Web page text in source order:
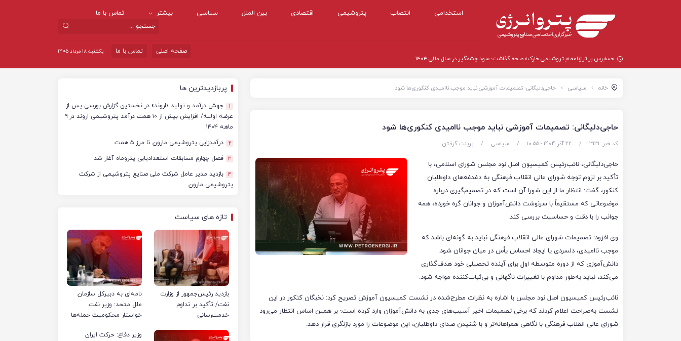
استخدامی انتصاب پتروشیمی اقتصادی بین الملل سیاسی بیشتر تماس با ما
یکشنبه ۱۸ مرداد ۱۴۰۵ تماس با ما
صفحه اصلی
حسابرس بر ترازنامه «پتروشیمی خارک» صحه گذاشت؛ سود چشمگیر در سال مالی ۱۴۰۴
خانه سیاسی حاجی‌دلیگانی: تصمیمات آموزشی نباید موجب ناامیدی کنکوری‌ها شود
حاجی‌دلیگانی: تصمیمات آموزشی نباید موجب ناامیدی کنکوری‌ها شود
کد خبر: 3131 / 22 آذر 1404 - ۱۰:۵۵ / سیاسی / پرینت گرفتن
حاجی‌دلیگانی، نائب‌رئیس کمیسیون اصل نود مجلس شورای اسلامی، با
تأکید بر لزوم توجه شورای عالی انقلاب فرهنگی به دغدغه‌های داوطلبان
کنکور، گفت: انتظار ما از این شورا آن است که در تصمیم‌گیری درباره
موضوعاتی که مستقیماً با سرنوشت دانش‌آموزان و جوانان گره خورده، همه
جوانب را با دقت و حساسیت بررسی کند.
وی افزود: تصمیمات شورای عالی انقلاب فرهنگی نباید به گونه‌ای باشد که
موجب ناامیدی، دلسردی یا ایجاد احساس یأس در میان جوانان شود.
دانش‌آموزی که از دوره متوسطه اول برای آینده تحصیلی خود هدف‌گذاری
می‌کند، نباید به‌طور مداوم با تغییرات ناگهانی و بی‌ثبات‌کننده مواجه شود.
نائب‌رئیس کمیسیون اصل نود مجلس با اشاره به نظرات مطرح‌شده در نشست کمیسیون آموزش تصریح کرد: نخبگان کنکور در این
نشست به‌صراحت اعلام کردند که برخی تصمیمات اخیر آسیب‌های جدی به دانش‌آموزان وارد کرده است؛ بر همین اساس انتظار می‌رود
شورای عالی انقلاب فرهنگی با نگاهی همراهانه‌تر و با شنیدن صدای داوطلبان، این موضوعات را مورد بازنگری قرار دهد.
پربازدیدترین ها
1
جهش درآمد و تولید «اروند» در نخستین گزارش بورسی پس از
عرضه اولیه/ افزایش بیش از ۱۰ همت درآمد پتروشیمی اروند در ۹
ماهه ۱۴۰۴
2 درآمدزایی پتروشیمی مارون تا مرز ۵ همت
3 فصل چهارم مسابقات استعدادیابی پتروماه آغاز شد
4 بازدید مدیر عامل شرکت ملی صنایع پتروشیمی از شرکت
پتروشیمی مارون
تازه های سیاست
بازدید رئیس‌جمهور از وزارت
نفت/ تأکید بر تداوم
خدمت‌رسانی
نامه‌ای به دبیرکل سازمان
ملل متحد: وزیر نفت
خواستار محکومیت حمله‌ها
ایران شد
وزیر دفاع: حرکت ایران